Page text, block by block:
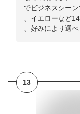
でビジネスシー
、イエローなど
、好みにより選べ
13